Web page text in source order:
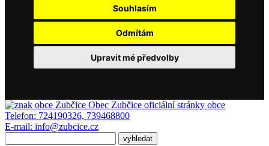
Souhlasím
Odmítám
Upravit mé předvolby
Obec Zubčice oficiální stránky obce
Telefon: 724190326, 739468800
E-mail: info@zubcice.cz